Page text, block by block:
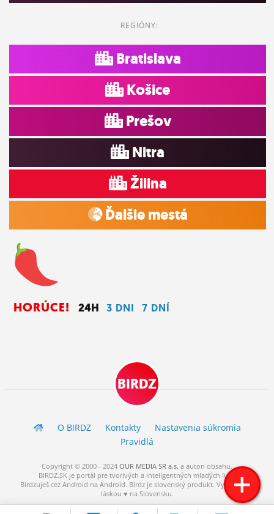
REGIÓNY:
Bratislava
Košice
Prešov
Nitra
Žilina
Ďalšie mestá
HORÚCE! 24H 3 DNI 7 DNÍ
BIRDZ
O BIRDZ Kontakty
Nastavenia súkromia
Pravidlá
Copyright © 2000 - 2024 OUR MEDIA SR a.s. a autori obsahu.
BIRDZ.SK je portál pre tvorivých a inteligentných mladých ľudí.
Birdzuješ cez Android na Android. Birdz je slovenský produkt. Vytvorené s
láskou ♥ na Slovensku.